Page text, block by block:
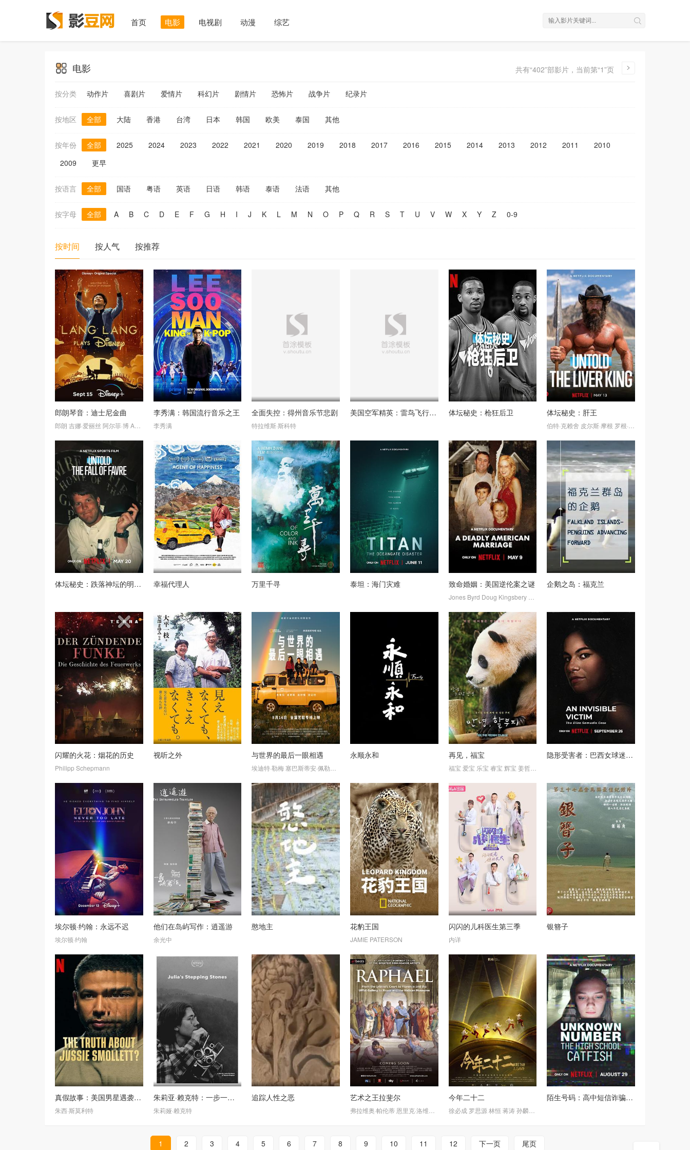
首页 电影 电视剧 动漫 综艺
电影 共有“402”部影片，当前第“1”页
按分类 动作片 喜剧片 爱情片 科幻片 剧情片 恐怖片 战争片 纪录片
按地区 全部 大陆 香港 台湾 日本 韩国 欧美 泰国 其他
按年份 全部 2025 2024 2023 2022 2021 2020 2019 2018 2017 2016 2015 2014 2013 2012 2011
2010
2009
更早
按语言 全部 国语 粤语 英语 日语 韩语 泰语 法语 其他
按字母 全部 A B C D E F G H I J K L M N O P Q R S T U V W X Y Z 0-9
按时间 按人气 按推荐
郎朗琴音：迪士尼金曲
郎朗 吉娜·爱丽丝 阿尔菲·博 Andre De Ridder Royal Philharmonic Orchestra
李秀满：韩国流行音乐之王
李秀满
全面失控：得州音乐节悲剧
特拉维斯·斯科特
美国空军精英：雷鸟飞行表演队 体坛秘史：枪狂后卫 体坛秘史：肝王
伯特·克赖舍 皮尔斯·摩根 罗根·保罗
体坛秘史：跌落神坛的明星四分卫 幸福代理人 万里千寻 泰坦：海门灾难 致命婚姻：美国逆伦案之谜
Jones Byrd Doug Kingsbery
企鹅之岛：福克兰
闪耀的火花：烟花的历史
Philipp Schepmann
视听之外 与世界的最后一眼相遇
埃迪特·勒梅塞巴斯蒂安·佩勒蒂埃 科林·佩勒蒂埃洛朗·佩勒蒂埃
永顺永和 再见，福宝
福宝 爱宝 乐宝 睿宝 辉宝 姜哲远
隐形受害者：巴西女球迷命案
埃尔顿·约翰：永远不迟
埃尔顿·约翰
他们在岛屿写作：逍遥游
余光中
憨地主 花豹王国
JAMIE PATERSON
闪闪的儿科医生第三季
内详
银簪子
真假故事：美国男星遇袭奇案
朱西·斯莫利特
朱莉亚·赖克特：一步一脚印
朱莉娅·赖克特
追踪人性之恶 艺术之王拉斐尔
弗拉维奥·帕伦蒂恩里克·洛维索 马可·科奇阿莱西奥·迪·多梅尼卡尼奥
今年二十二
徐必成 罗思源林恒 蒋涛孙麟威
陌生号码：高中短信诈骗疑云
1 2 3 4 5 6 7 8 9 10 11 12 下一页 尾页